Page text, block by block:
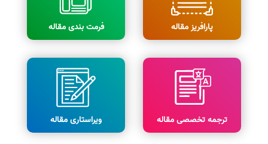
پارافریز مقاله فرمت بندی مقاله
ترجمه تخصصی مقاله ویراستاری مقاله